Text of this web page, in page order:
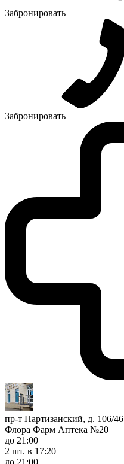
Забронировать
Забронировать
пр-т Партизанский, д. 106/46
Флора Фарм Аптека №20
до 21:00
2 шт. в 17:20
до 21:00